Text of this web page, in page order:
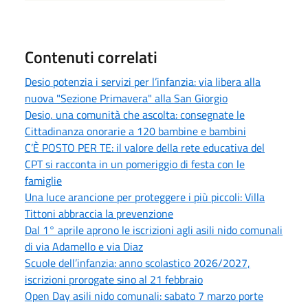
Contenuti correlati
Desio potenzia i servizi per l’infanzia: via libera alla
nuova "Sezione Primavera" alla San Giorgio
Desio, una comunità che ascolta: consegnate le
Cittadinanza onorarie a 120 bambine e bambini
C’È POSTO PER TE: il valore della rete educativa del
CPT si racconta in un pomeriggio di festa con le
famiglie
Una luce arancione per proteggere i più piccoli: Villa
Tittoni abbraccia la prevenzione
Dal 1° aprile aprono le iscrizioni agli asili nido comunali
di via Adamello e via Diaz
Scuole dell’infanzia: anno scolastico 2026/2027,
iscrizioni prorogate sino al 21 febbraio
Open Day asili nido comunali: sabato 7 marzo porte